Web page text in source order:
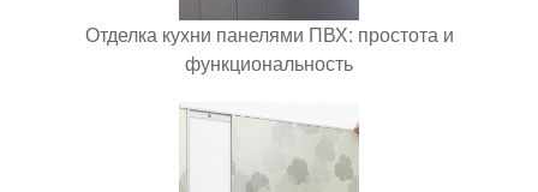
Отделка кухни панелями ПВХ: простота и
функциональность